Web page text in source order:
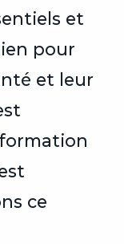
et
pour
et leur
ce